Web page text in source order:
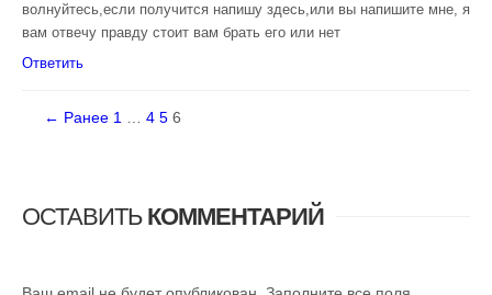
волнуйтесь,если получится напишу здесь,или вы напишите мне, я
вам отвечу правду стоит вам брать его или нет
Ответить
← Ранее 1 4 5 6
ОСТАВИТЬ КОММЕНТАРИЙ